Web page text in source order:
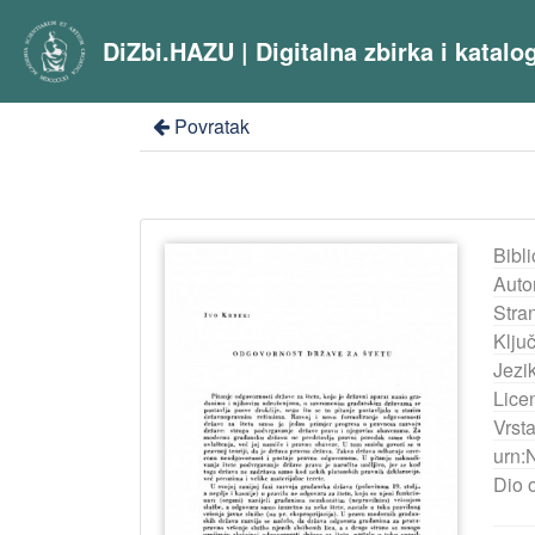
DiZbi.HAZU | Digitalna zbirka i
Povratak
Dio